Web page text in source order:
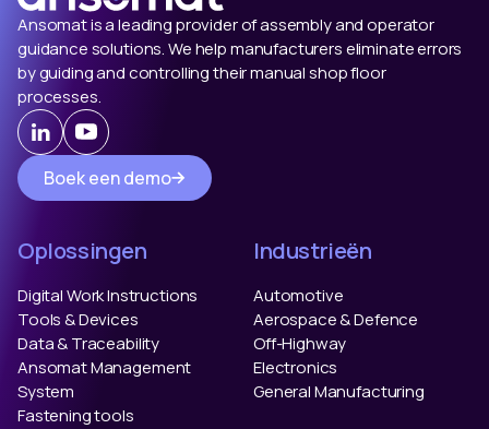
Ansomat is a leading provider of assembly and operator
guidance solutions. We help manufacturers eliminate errors
by guiding and controlling their manual shop floor
processes.
Boek een demo
Oplossingen
Digital Work Instructions
Tools & Devices
Data & Traceability
Ansomat Management
System
Fastening tools
Industrieën
Automotive
Aerospace & Defence
Off-Highway
Electronics
General Manufacturing